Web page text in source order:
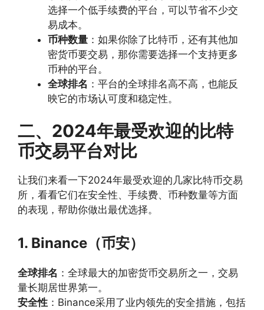
选择一个低手续费的平台，可以节省不少交
易成本。
币种数量 ：如果你除了比特币，还有其他加
密货币要交易，那你需要选择一个支持更多
币种的平台。
全球排名 ：平台的全球排名高不高，也能反
映它的市场认可度和稳定性。
二、2024年最受欢迎的比特
币交易平台对比
让我们来看一下2024年最受欢迎的几家比特币交易
所，看看它们在安全性、手续费、币种数量等方面
的表现，帮助你做出最优选择。
1. Binance（币安）
全球排名 ：全球最大的加密货币交易所之一，交易
量长期居世界第一。
安全性 ：Binance采用了业内领先的安全措施，包括